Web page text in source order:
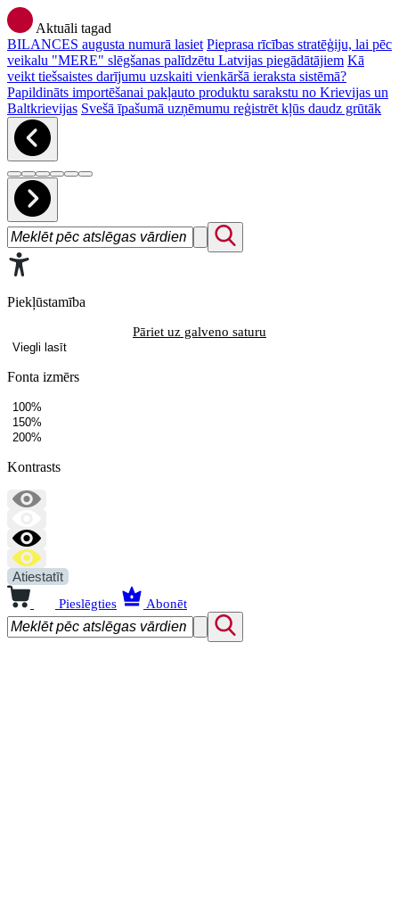
Aktuāli tagad
BILANCES augusta numurā lasiet Pieprasa rīcības stratēģiju, lai pēc
veikalu "MERE" slēgšanas palīdzētu Latvijas piegādātājiem Kā
veikt tiešsaistes darījumu uzskaiti vienkāršā ieraksta sistēmā?
Papildināts importēšanai pakļauto produktu sarakstu no Krievijas un
Baltkrievijas Svešā īpašumā uzņēmumu reģistrēt kļūs daudz grūtāk
Piekļūstamība
Pāriet uz galveno saturu
Viegli lasīt
Fonta izmērs
100%
150%
200%
Kontrasts
Atiestatīt
Pieslēgties Abonēt